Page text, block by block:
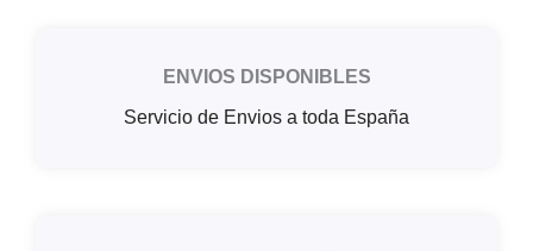
ENVIOS DISPONIBLES
Servicio de Envios a toda España